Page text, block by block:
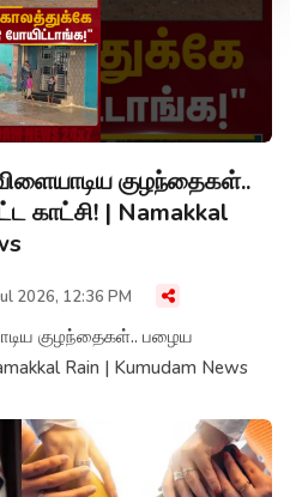
குழந்தைகள்..
காட்சி! | Namakkal
2026, 12:36 PM
குழந்தைகள்.. பழைய
Rain | Kumudam News